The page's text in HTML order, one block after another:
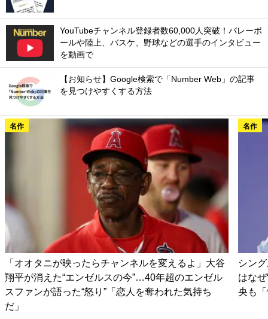
YouTubeチャンネル登録者数60,000人突破！バレーボ
ールや陸上、バスケ、野球などの選手のインタビュー
を動画で
【お知らせ】Google検索で「Number Web」の記事
を見つけやすくする方法
名作
「オオタニが映ったらチャンネルを変えるよ」大谷
翔平が消えた“エンゼルスの今”…40年超のエンゼル
スファンが語った“怒り”「恋人を奪われた気持ち
だ」
名作
シン
はな
央も